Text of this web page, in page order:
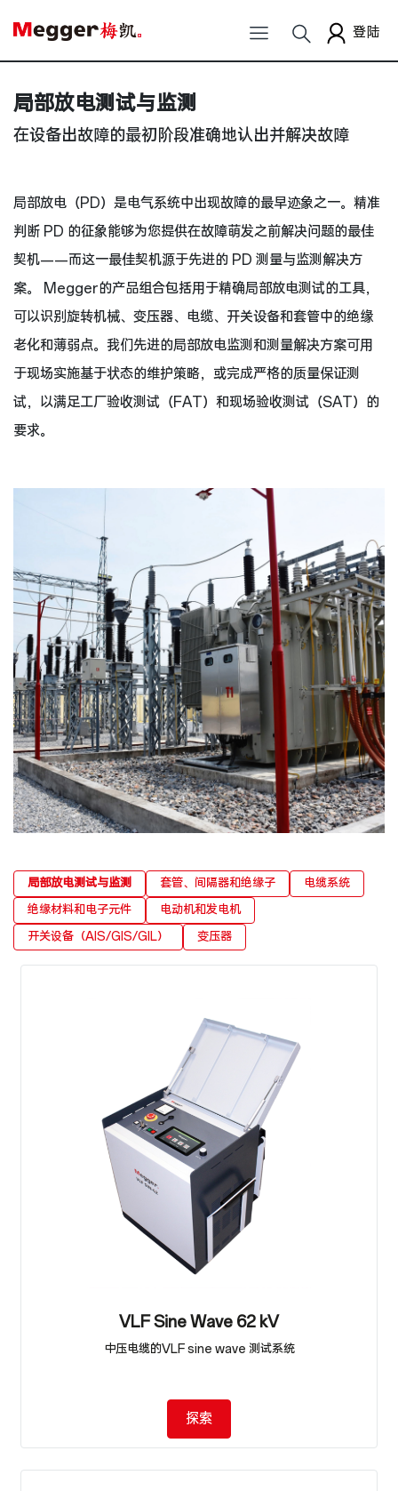
登陆
局部放电测试与监测
在设备出故障的最初阶段准确地认出并解决故障
局部放电（PD）是电气系统中出现故障的最早迹象之一。精准
判断 PD 的征象能够为您提供在故障萌发之前解决问题的最佳
契机——而这一最佳契机源于先进的 PD 测量与监测解决方
案。 Megger的产品组合包括用于精确局部放电测试的工具，
可以识别旋转机械、变压器、电缆、开关设备和套管中的绝缘
老化和薄弱点。我们先进的局部放电监测和测量解决方案可用
于现场实施基于状态的维护策略，或完成严格的质量保证测
试，以满足工厂验收测试（FAT）和现场验收测试（SAT）的
要求。
局部放电测试与监测 套管、间隔器和绝缘子
电缆系统
绝缘材料和电子元件
电动机和发电机
开关设备（AIS/GIS/GIL）
变压器
VLF Sine Wave 62 kV
中压电缆的VLF sine wave 测试系统
探索